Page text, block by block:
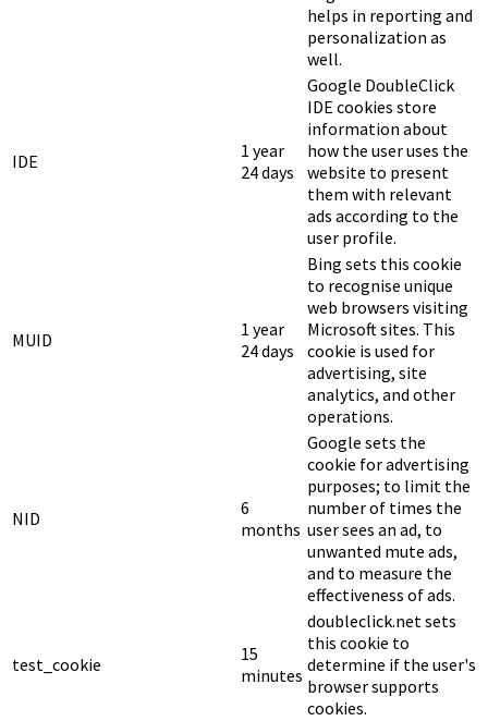
helps in reporting and
personalization as
well.
IDE
1 year
24 days
Google DoubleClick
IDE cookies store
information about
how the user uses the
website to present
them with relevant
ads according to the
user profile.
MUID
1 year
24 days
Bing sets this cookie
to recognise unique
web browsers visiting
Microsoft sites. This
cookie is used for
advertising, site
analytics, and other
operations.
NID
6
months
Google sets the
cookie for advertising
purposes; to limit the
number of times the
user sees an ad, to
unwanted mute ads,
and to measure the
effectiveness of ads.
test_cookie
15
minutes
doubleclick.net sets
this cookie to
determine if the user's
browser supports
cookies.